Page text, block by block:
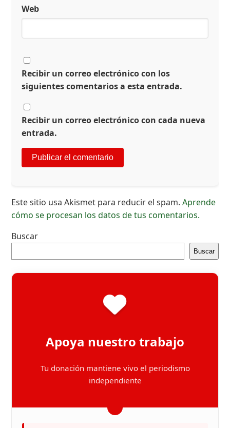
Web
Recibir un correo electrónico con los
siguientes comentarios a esta entrada.
Recibir un correo electrónico con cada nueva
entrada.
Este sitio usa Akismet para reducir el spam.Aprende
cómo se procesan los datos de tus comentarios.
Buscar
Buscar
Apoya nuestro trabajo
Tu donación mantiene vivo el periodismo
independiente